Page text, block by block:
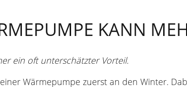
KANN
ein oft unterschätzter Vorteil.
Wärmepumpe zuerst an den Winter.